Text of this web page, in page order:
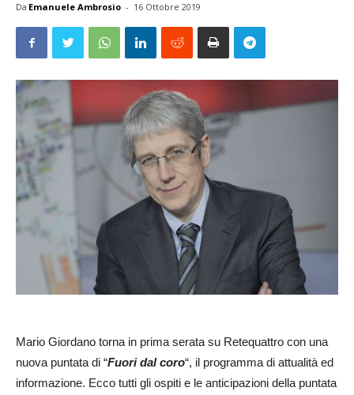
Da Emanuele Ambrosio - 16 Ottobre 2019
Mario Giordano torna in prima serata su Retequattro con una
nuova puntata di “Fuori dal coro“, il programma di attualità ed
informazione. Ecco tutti gli ospiti e le anticipazioni della puntata